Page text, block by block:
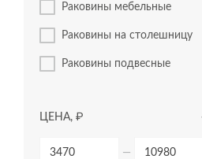
раковины мебельные
раковины на столешницу
раковины подвесные
ЦЕНА, ₽
—